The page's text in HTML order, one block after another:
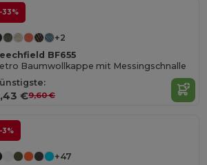
-33%
+2
BF655
Baumwollkappe mit Messingschnalle
€9,60 €
-3%
+47